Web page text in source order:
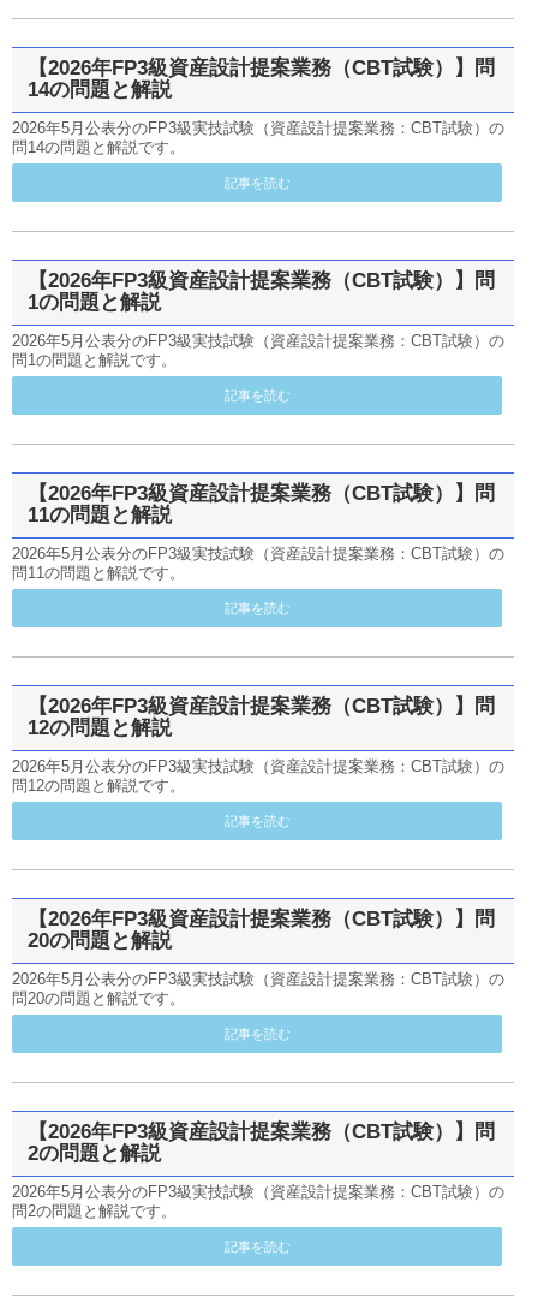
【2026年FP3級資産設計提案業務（CBT試験）】問
14の問題と解説
2026年5月公表分のFP3級実技試験（資産設計提案業務：CBT試験）の
問14の問題と解説です。
記事を読む
【2026年FP3級資産設計提案業務（CBT試験）】問
1の問題と解説
2026年5月公表分のFP3級実技試験（資産設計提案業務：CBT試験）の
問1の問題と解説です。
記事を読む
【2026年FP3級資産設計提案業務（CBT試験）】問
11の問題と解説
2026年5月公表分のFP3級実技試験（資産設計提案業務：CBT試験）の
問11の問題と解説です。
記事を読む
【2026年FP3級資産設計提案業務（CBT試験）】問
12の問題と解説
2026年5月公表分のFP3級実技試験（資産設計提案業務：CBT試験）の
問12の問題と解説です。
記事を読む
【2026年FP3級資産設計提案業務（CBT試験）】問
20の問題と解説
2026年5月公表分のFP3級実技試験（資産設計提案業務：CBT試験）の
問20の問題と解説です。
記事を読む
【2026年FP3級資産設計提案業務（CBT試験）】問
2の問題と解説
2026年5月公表分のFP3級実技試験（資産設計提案業務：CBT試験）の
問2の問題と解説です。
記事を読む